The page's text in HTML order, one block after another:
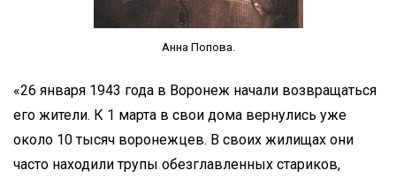
Анна Попова.
«26 января 1943 года в Воронеж начали возвращаться
его жители. К 1 марта в свои дома вернулись уже
около 10 тысяч воронежцев. В своих жилищах они
часто находили трупы обезглавленных стариков,